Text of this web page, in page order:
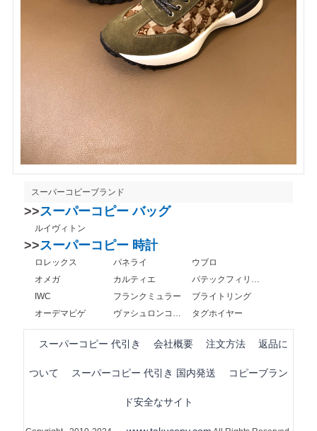
スーパーコピーブランド
>>スーパーコピー バッグ
ルイヴィトン
>>スーパーコピー 時計
ロレックス パネライ
ウブロ
オメガ
カルティエ
パテックフィリップ
IWC
フランクミュラー
ブライトリング
オーデマピゲ
ヴァシュロンコンスタンタン タグホイヤー
スーパーコピー 代引き 会社概要 注文方法 返品に
ついて スーパーコピー 代引き 国内発送 コピーブラン
ド安全なサイト